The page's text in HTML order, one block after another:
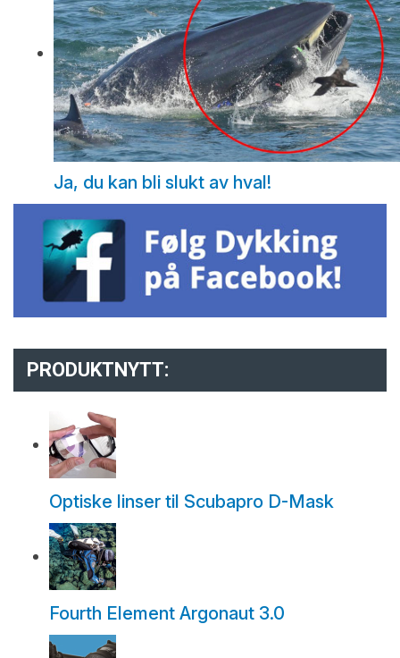
Ja, du kan bli slukt av hval!
PRODUKTNYTT:
Optiske linser til Scubapro D-Mask
Fourth Element Argonaut 3.0